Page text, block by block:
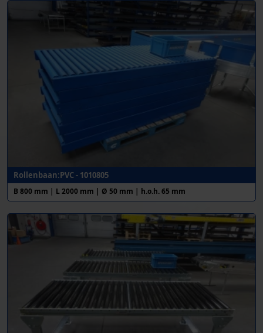
Rollenbaan:PVC - 1010805
B 800 mm | L 2000 mm | Ø 50 mm | h.o.h. 65 mm